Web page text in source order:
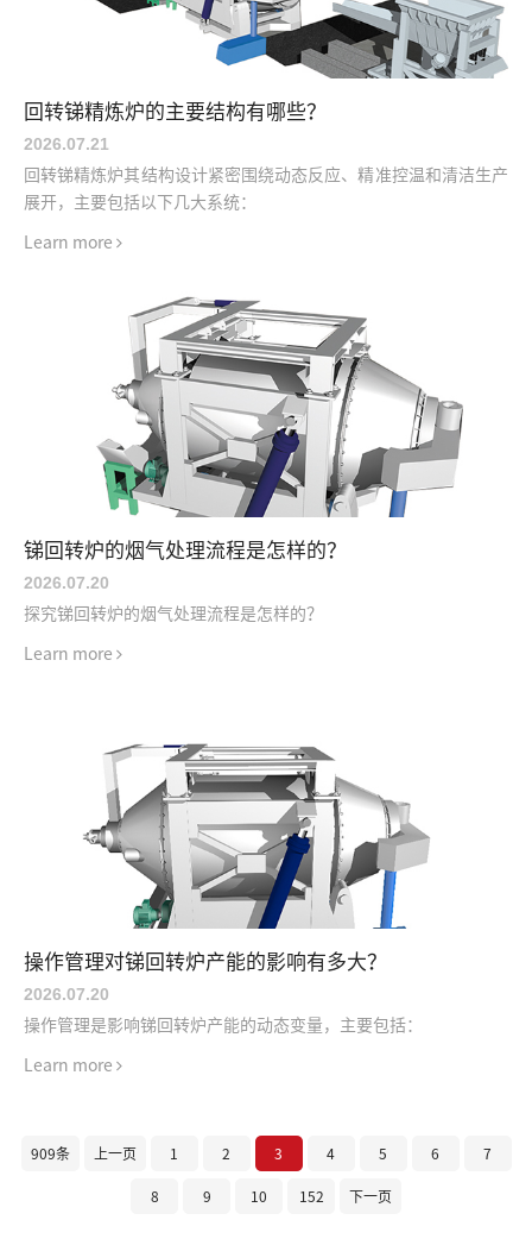
回转锑精炼炉的主要结构有哪些？
2026.07.21
回转锑精炼炉​其结构设计紧密围绕动态反应、精准控温和清洁生产
展开，主要包括以下几大系统：
Learn more
锑回转炉的烟气处理流程是怎样的？
2026.07.20
探究锑回转炉的烟气处理流程是怎样的？
Learn more
操作管理对锑回转炉产能的影响有多大？
2026.07.20
操作管理是影响锑回转炉产能的动态变量，主要包括：
Learn more
909条 上一页 1 2 3 4 5 6 7
8 9 10 152 下一页